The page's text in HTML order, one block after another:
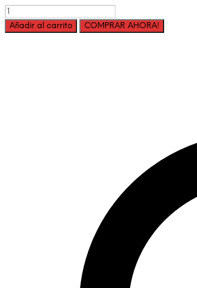
Cantidad
Añadir al carrito COMPRAR AHORA!